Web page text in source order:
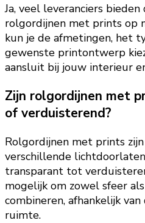
Ja, veel leveranciers
rolgordijnen met prints op
kun je de afmetingen, het
gewenste printontwerp
aansluit bij jouw interieur
Zijn rolgordijnen met
of verduisterend?
Rolgordijnen met prints
verschillende
transparant tot
mogelijk om zowel sfeer
combineren, afhankelijk
ruimte.